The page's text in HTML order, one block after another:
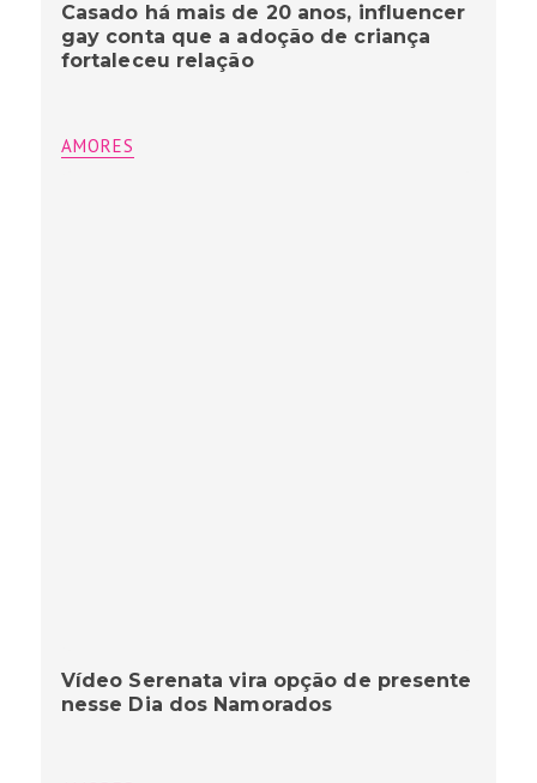
Casado há mais de 20 anos, influencer
gay conta que a adoção de criança
fortaleceu relação
AMORES
Vídeo Serenata vira opção de presente
nesse Dia dos Namorados